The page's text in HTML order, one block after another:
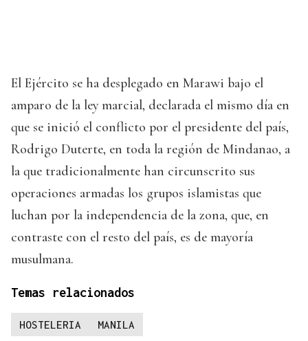
El Ejército se ha desplegado en Marawi bajo el
amparo de la ley marcial, declarada el mismo día en
que se inició el conflicto por el presidente del país,
Rodrigo Duterte, en toda la región de Mindanao, a
la que tradicionalmente han circunscrito sus
operaciones armadas los grupos islamistas que
luchan por la independencia de la zona, que, en
contraste con el resto del país, es de mayoría
musulmana.
Temas relacionados
HOSTELERIA MANILA